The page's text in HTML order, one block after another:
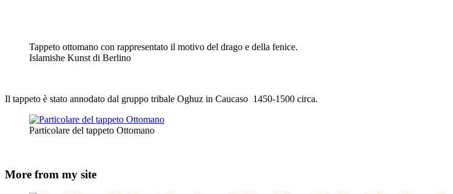
Tappeto ottomano con rappresentato il motivo del drago e della fenice.
Islamishe Kunst di Berlino
Il tappeto è stato annodato dal gruppo tribale Oghuz in Caucaso 1450-1500 circa.
Particolare del tappeto Ottomano
More from my site